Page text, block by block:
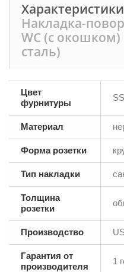
Накладка-
WC (с
сталь)
Цвет
фурнитуры
Материал
Форма розетки
Тип накладки
Толщина
розетки
Производство
Гарантия от
производителя
1